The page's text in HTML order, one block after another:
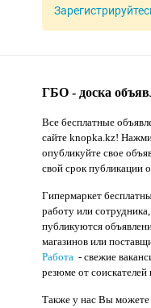
ГБО - доска
Все бесплатные
сайте knopka.kz!
опубликуйте свое
свой срок публикации
Гипермаркет
работу или
публикуются
магазинов или
Работа - свежие
резюме от
Также у нас Вы можете